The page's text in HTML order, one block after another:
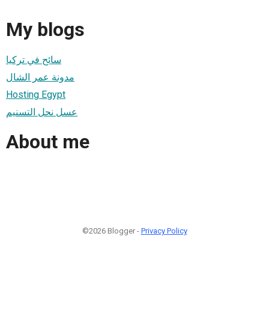
My blogs
سائح في تركيا
مدونة عمر الشال
Hosting Egypt
عسل نحل التسنيم
About me
©2026 Blogger - Privacy Policy